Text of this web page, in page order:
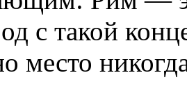
с такой
место